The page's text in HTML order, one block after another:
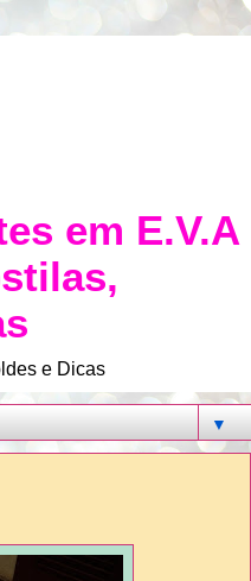
em E.V.A
e Dicas
▼